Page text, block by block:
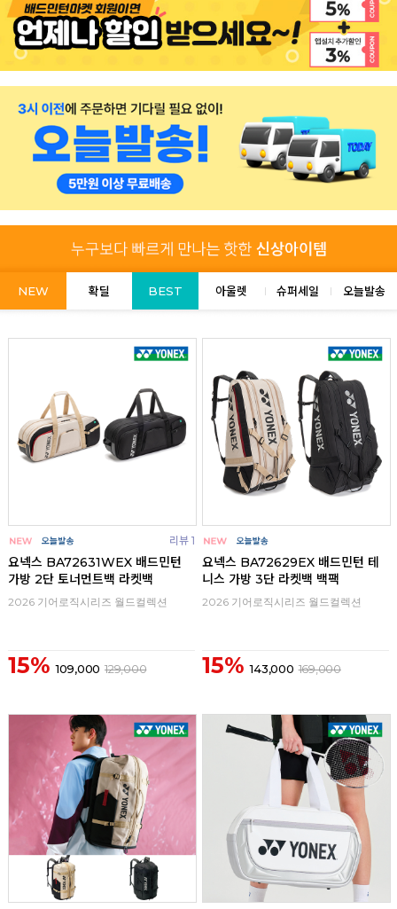
NEW 확딜 BEST 아울렛 슈퍼세일 오늘발송
리뷰 1
요넥스 BA72631WEX 배드민턴
가방 2단 토너먼트백 라켓백
2026 기어로직시리즈 월드컬렉션
15% 109,000 129,000
요넥스 BA72629EX 배드민턴 테
니스 가방 3단 라켓백 백팩
2026 기어로직시리즈 월드컬렉션
15% 143,000 169,000